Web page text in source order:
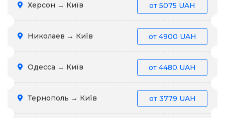
Херсон → Київ от 5075 UAH
Николаев → Київ от 4900 UAH
Одесса → Київ от 4480 UAH
Тернополь → Київ от 3779 UAH